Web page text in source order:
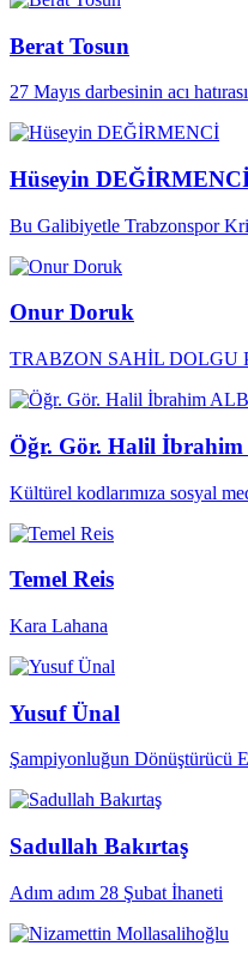
Berat Tosun
27 Mayıs darbesinin acı
Hüseyin
Bu Galibiyetle Trabzonspor
Onur Doruk
TRABZON SAHİL DOLGU
Öğr. Gör. Halil
Kültürel kodlarımıza sosyal
Temel Reis
Kara Lahana
Yusuf Ünal
Şampiyonluğun Dönüştürücü
Sadullah Bakırtaş
Adım adım 28 Şubat İhaneti